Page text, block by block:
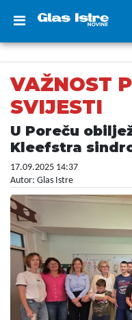
VAŽNOST
SVIJESTI
U Poreču
Kleefstra
17.09.2025 14:37
Autor: Glas Istre